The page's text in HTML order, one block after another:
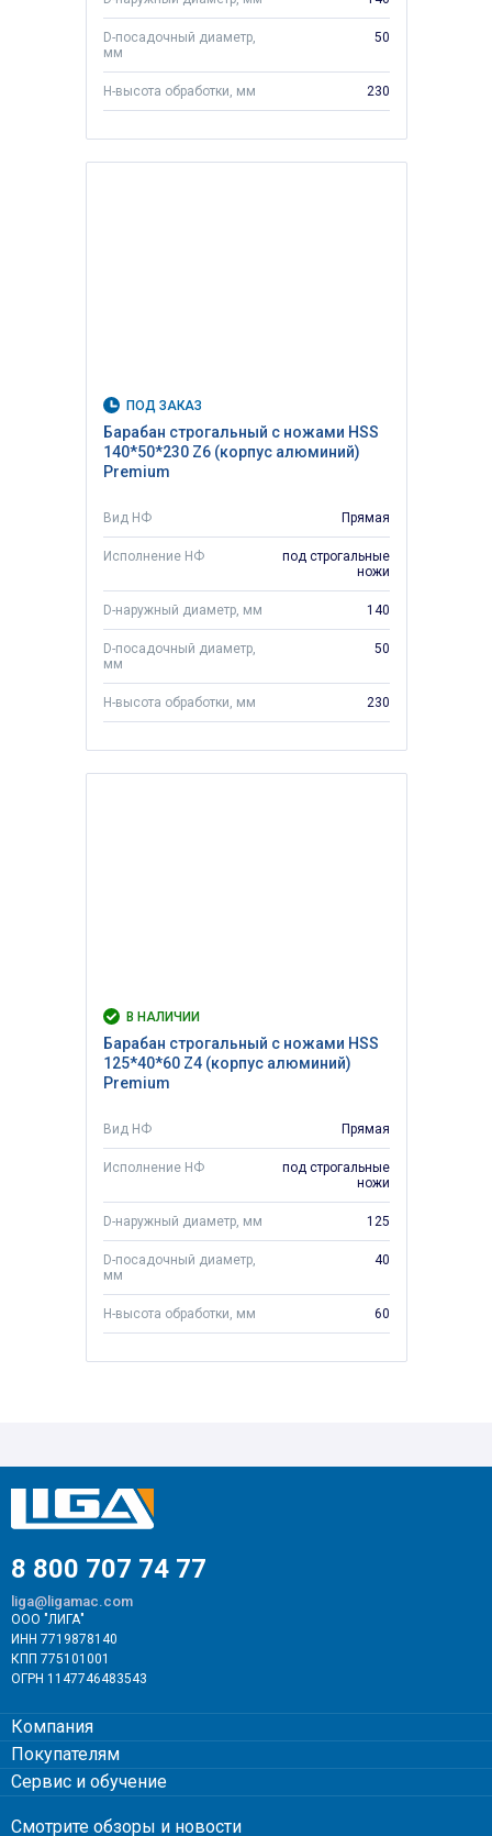
D-посадочный диаметр,
мм
50
H-высота обработки, мм 230
ПОД ЗАКАЗ
Барабан строгальный с ножами HSS
140*50*230 Z6 (корпус алюминий)
Premium
Вид НФ Прямая
Исполнение НФ
под строгальные
ножи
D-наружный диаметр, мм 140
D-посадочный диаметр,
мм
50
H-высота обработки, мм 230
В НАЛИЧИИ
Барабан строгальный с ножами HSS
125*40*60 Z4 (корпус алюминий)
Premium
Вид НФ Прямая
Исполнение НФ
под строгальные
ножи
D-наружный диаметр, мм 125
D-посадочный диаметр,
мм
40
H-высота обработки, мм 60
8 800 707 74 77
liga@ligamac.com
ООО "ЛИГА"
ИНН 7719878140
КПП 775101001
ОГРН 1147746483543
Компания
Покупателям
Сервис и обучение
Смотрите обзоры и новости